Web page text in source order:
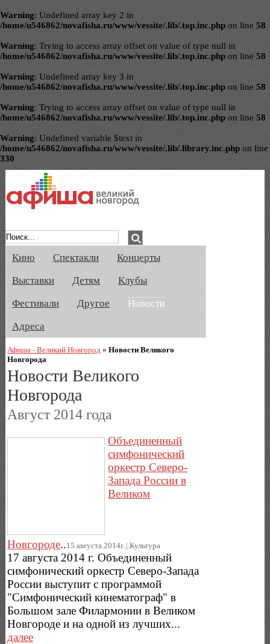
Warning: Undefined array key 2 in
/home/u546862/novafisha.ru/www/vessite/.lib/.top.inc.php on line 58
Warning: Trying to access array offset on value of type null in
/home/u546862/novafisha.ru/www/vessite/.lib/.top.inc.php on line 58
Warning: Undefined array key 3 in
/home/u546862/novafisha.ru/www/vessite/.lib/.top.inc.php on line 58
Warning: Trying to access array offset on value of type null in
/home/u546862/novafisha.ru/www/vessite/.lib/.top.inc.php on line 58
Warning: Undefined variable $text in
/home/u546862/novafisha.ru/www/vessite/.lib/.library.inc.php on line
330
Кино Спектакли
Концерты
Выставки
Детям
Клубы
Фестивали
Другое
Новости
Адреса
Афиша - Великий Новгород »Новости Великого
Новгорода
Новости Великого
Новгорода
Август 2014 года
Объединенный
симфонический
оркестр Северо-
Запада России в
Великом
Новгороде..15.августа.2014г..|.Культура
17 августа 2014 г. Объединенный
симфонический оркестр Северо-Запада
России выступит с программой
"Симфонический кинематограф" в
Большом зале Филармонии в Великом
Новгороде и на одной из лучших...
далее